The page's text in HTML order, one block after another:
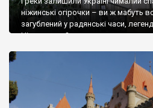
ніжинські огірочки – ви ж мабуть
загублений у радянські часи,
Ніжин греки?